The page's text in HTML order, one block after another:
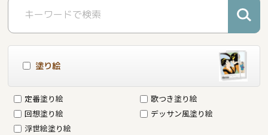
塗り絵
定番塗り絵
歌つき塗り絵
回想塗り絵
デッサン風塗り絵
浮世絵塗り絵